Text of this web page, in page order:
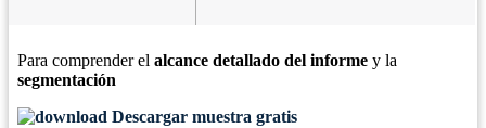
Para comprender el alcance detallado del informe y la
segmentación
Descargar muestra gratis